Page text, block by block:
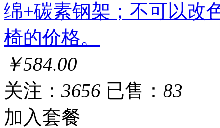
绵+碳素钢架；不可以改
椅的价格。
￥584.00
关注： 3656 已售： 83
加入套餐